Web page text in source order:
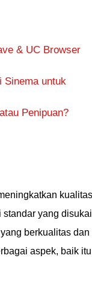
& UC Browser
Sinema untuk
Penipuan?
kualitas
yang disukai
berkualitas dan
aspek, baik itu